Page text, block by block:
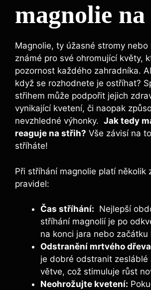
magnolie
Magnolie, ty úžasné stromy nebo⁣
známé pro‌ své ohromující květy,
pozornost⁤ každého zahradníka.
‌když se rozhodnete je ostříhat?
střihem ⁢může ‌podpořit ‌jejich
vynikající kvetení,⁤ či naopak
nevzhledné výhonky. ‌ Jak ‌tedy
reaguje na‌ střih? Vše závisí na
stříháte!
Při​ stříhání⁢ magnolie platí několik⁢
pravidel:
Čas ⁢stříhání:
Nejlepší
stříhání magnolií je po
‍na ‍konci jara ​nebo⁣ začátku
Odstranění mrtvého‌
je​ dobré odstranit zesláblé
větve, což‍ stimuluje růst
Neohrožujte kvetení: